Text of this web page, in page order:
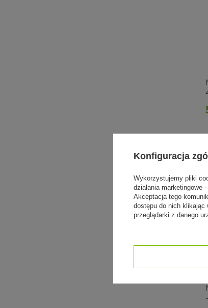
Konfiguracja
Wykorzystujemy pliki
działania
Akceptacja tego
dostępu do nich klikając
przeglądarki z danego